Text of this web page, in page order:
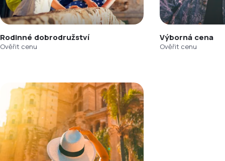
Rodinné dobrodružství
Ověřit cenu
Výborná cena
Ověřit cenu